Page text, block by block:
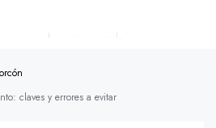
claves y errores a evitar